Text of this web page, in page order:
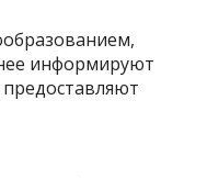
информируют
предоставляют